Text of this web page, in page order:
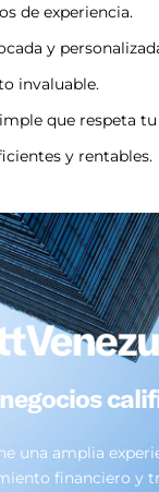
de experiencia.
y
invaluable.
que respeta
y rentables.
una amplia
financiero y